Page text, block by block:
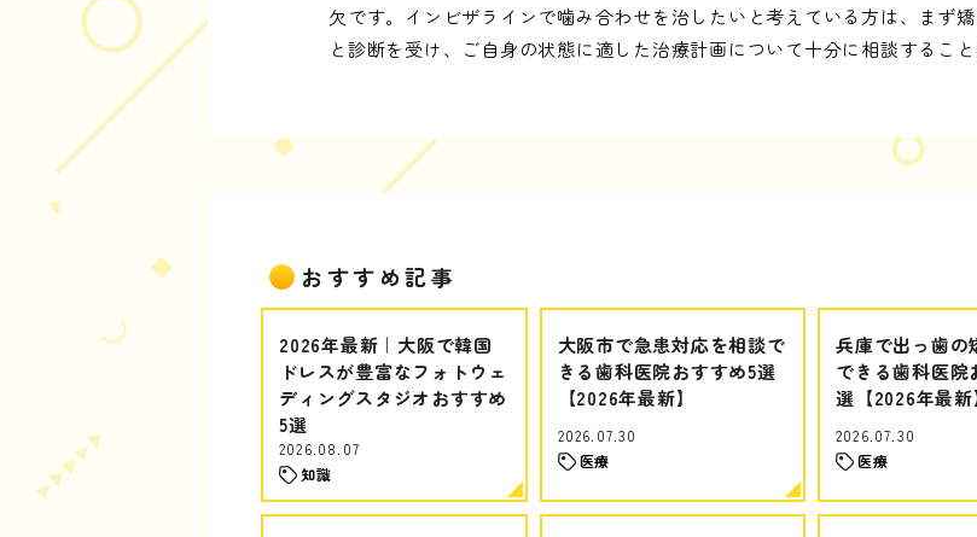
欠です。インビザラインで噛み合わせを治したいと考えている方は、まず
と診断を受け、ご自身の状態に適した治療計画について十分に相談すること
おすすめ記事
2026年最新｜大阪で韓国
ドレスが豊富なフォトウェ
ディングスタジオおすすめ
5選
2026.08.07
知識
大阪市で急患対応を相談で
きる歯科医院おすすめ5選
【2026年最新】
2026.07.30
医療
兵庫で出っ歯の
できる歯科医院
選【2026年最新
2026.07.30
医療